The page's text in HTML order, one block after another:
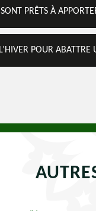
PRÊTS À
POUR ABATTRE